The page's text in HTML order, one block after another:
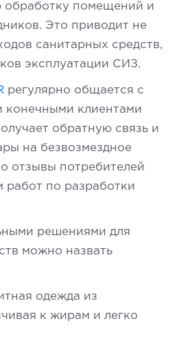
помещений и
Это приводит не
санитарных средств,
эксплуатации СИЗ.
регулярно общается с
конечными клиентами
обратную связь и
на безвозмездное
отзывы потребителей
работ по разработки
решениями для
можно назвать
одежда из
к жирам и легко